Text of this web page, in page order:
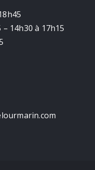
– 14h30 à 17h15